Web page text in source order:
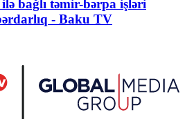
bağlı təmir-bərpa işləri
- Baku TV